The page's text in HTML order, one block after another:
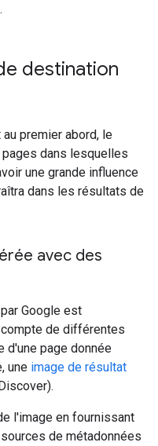
destination
premier abord, le
dans lesquelles
une grande influence
dans les résultats de
avec des
Google est
de différentes
d'une page donnée
une image de résultat
l'image en fournissant
de métadonnées